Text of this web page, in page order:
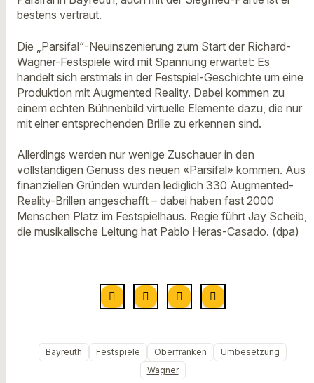
bestens vertraut.
Die „Parsifal“-Neuinszenierung zum Start der Richard-
Wagner-Festspiele wird mit Spannung erwartet: Es
handelt sich erstmals in der Festspiel-Geschichte um eine
Produktion mit Augmented Reality. Dabei kommen zu
einem echten Bühnenbild virtuelle Elemente dazu, die nur
mit einer entsprechenden Brille zu erkennen sind.
Allerdings werden nur wenige Zuschauer in den
vollständigen Genuss des neuen «Parsifal» kommen. Aus
finanziellen Gründen wurden lediglich 330 Augmented-
Reality-Brillen angeschafft – dabei haben fast 2000
Menschen Platz im Festspielhaus. Regie führt Jay Scheib,
die musikalische Leitung hat Pablo Heras-Casado. (dpa)
Bayreuth Festspiele Oberfranken
Umbesetzung
Wagner